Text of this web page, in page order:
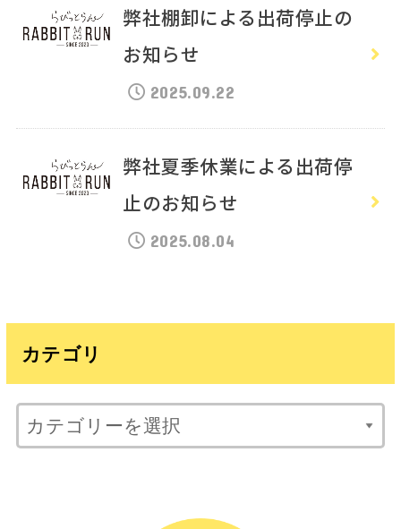
弊社棚卸による出荷停止の
お知らせ
2025.09.22
弊社夏季休業による出荷停
止のお知らせ
2025.08.04
カテゴリ